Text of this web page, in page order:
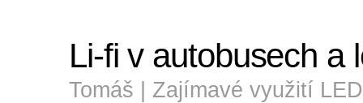
Li-fi v autobusech a
Tomáš | Zajímavé využití LED